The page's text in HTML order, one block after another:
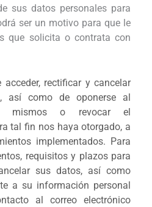
sus datos personales para
ser un motivo para que le
que solicita o contrata con
acceder, rectificar y cancelar
así como de oponerse al
mismos o revocar el
tal fin nos haya otorgado, a
implementados. Para
requisitos y plazos para
sus datos, así como
a su información personal
al correo electrónico